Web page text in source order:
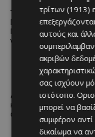
Το 10ο Φεστιβάλ
Πολιτισμού
Πρωταρά με μουσική,
γεύσεις και πλούσιο
Διεθνώς
κορυφαία σχέση
από τη Lidl Κύπρου
τρίτων (1913)
αυτούς και
ακριβών
σας ισχύουν
ιστότοπο.
μπορεί να
συμφέρον αντί
δικαίωμα να